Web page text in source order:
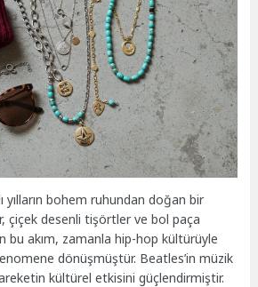
yılların bohem ruhundan doğan bir
çiçek desenli tişörtler ve bol paça
bu akım, zamanla hip-hop kültürüyle
dönüşmüştür. Beatles’in müzik
kültürel etkisini güçlendirmiştir.